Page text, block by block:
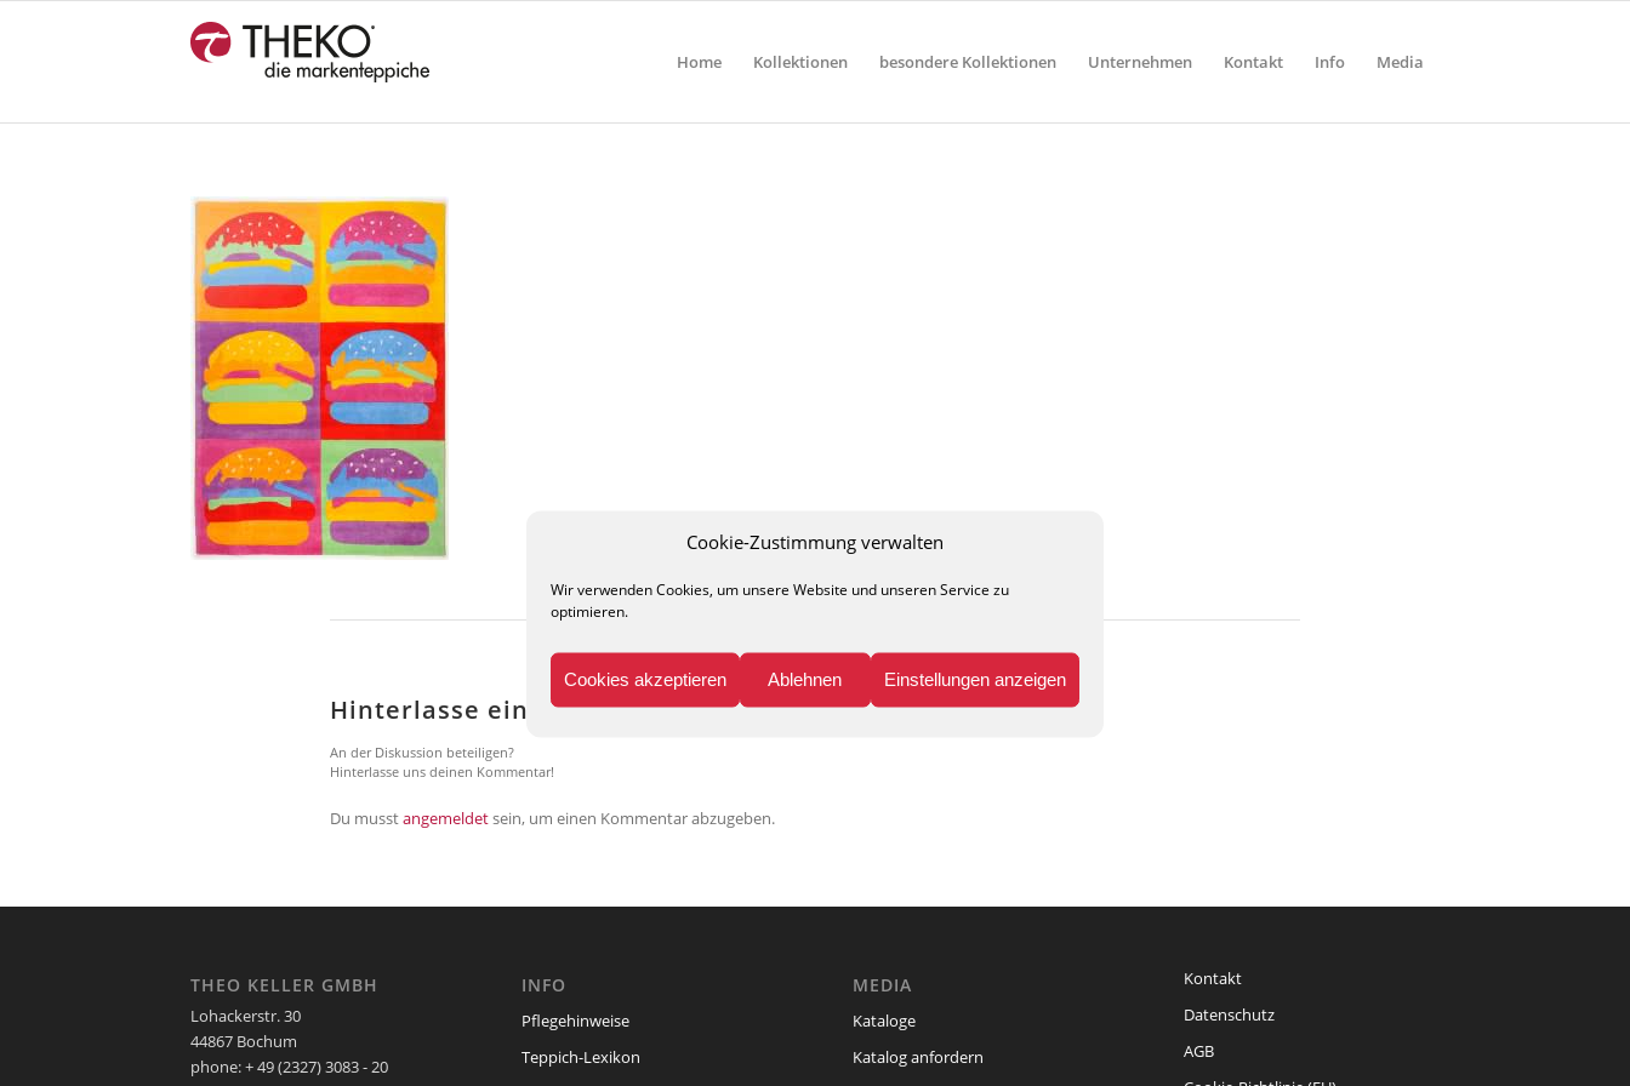
Cookie-Zustimmung verwalten
Wir verwenden Cookies, um unsere Website und unseren Service zu
optimieren.
Cookies akzeptieren Ablehnen Einstellungen anzeigen
Home Kollektionen besondere Kollektionen Unternehmen Kontakt Info Media
Hinterlasse einen Kommentar
An der Diskussion beteiligen?
Hinterlasse uns deinen Kommentar!
Du musstangemeldetsein, um einen Kommentar abzugeben.
THEO KELLER GMBH
Lohackerstr. 30
44867 Bochum
phone: + 49 (2327) 3083 - 20
INFO
Pflegehinweise
Teppich-Lexikon
MEDIA
Kataloge
Katalog anfordern
Kontakt
Datenschutz
AGB